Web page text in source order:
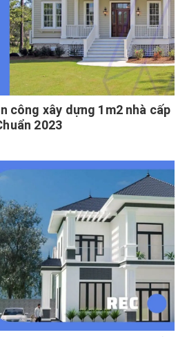
công xây dựng 1m2 nhà cấp
2023